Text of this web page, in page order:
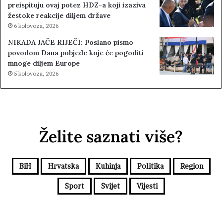
preispituju ovaj potez HDZ-a koji izaziva
žestoke reakcije diljem države
6 kolovoza, 2026
NIKADA JAČE RIJEČI: Poslano pismo
povodom Dana pobjede koje će pogoditi
mnoge diljem Europe
5 kolovoza, 2026
Želite saznati više?
BiH Hrvatska Kuhinja Politika Region
Sport Svijet Vijesti